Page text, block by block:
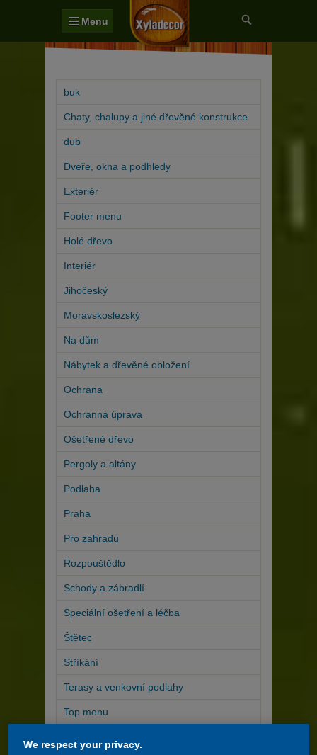
Menu
buk
Chaty, chalupy a jiné dřevěné konstrukce
dub
Dveře, okna a podhledy
Exteriér
Footer menu
Holé dřevo
Interiér
Jihočeský
Moravskoslezský
Na dům
Nábytek a dřevěné obložení
Ochrana
Ochranná úprava
Ošetřené dřevo
Pergoly a altány
Podlaha
Praha
Pro zahradu
Rozpouštědlo
Schody a zábradlí
Speciální ošetření a léčba
Štětec
Stříkání
Terasy a venkovní podlahy
Top menu
We respect your privacy.